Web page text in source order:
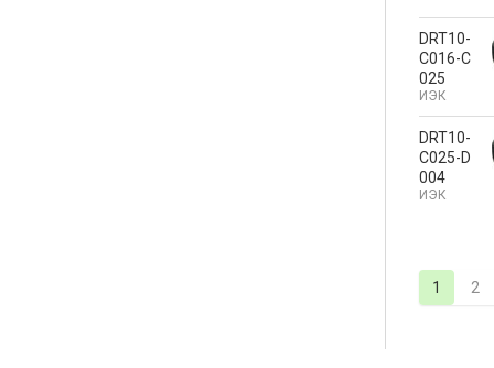
DRT10-
C016-C
025
ИЭК
DRT10-
C025-D
004
ИЭК
1 2